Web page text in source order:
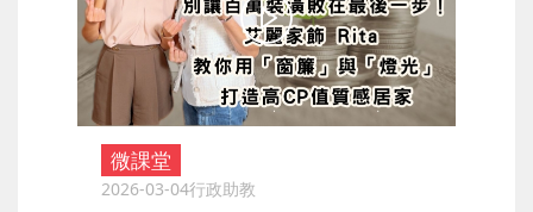
微課堂
2026-03-04行政助教